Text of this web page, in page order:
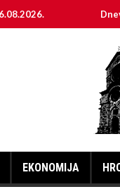
Dnevni
EKONOMIJA